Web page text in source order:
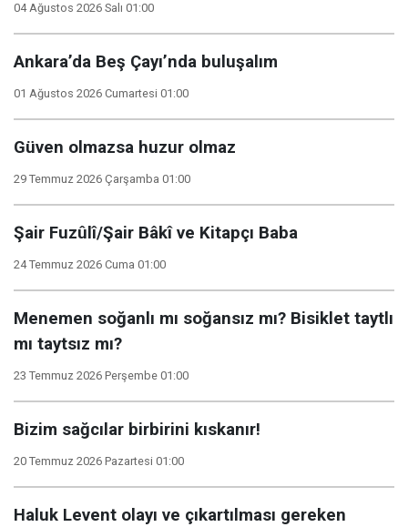
04 Ağustos 2026 Salı 01:00
Ankara’da Beş Çayı’nda buluşalım
01 Ağustos 2026 Cumartesi 01:00
Güven olmazsa huzur olmaz
29 Temmuz 2026 Çarşamba 01:00
Şair Fuzûlî/Şair Bâkî ve Kitapçı Baba
24 Temmuz 2026 Cuma 01:00
Menemen soğanlı mı soğansız mı? Bisiklet taytlı
mı taytsız mı?
23 Temmuz 2026 Perşembe 01:00
Bizim sağcılar birbirini kıskanır!
20 Temmuz 2026 Pazartesi 01:00
Haluk Levent olayı ve çıkartılması gereken